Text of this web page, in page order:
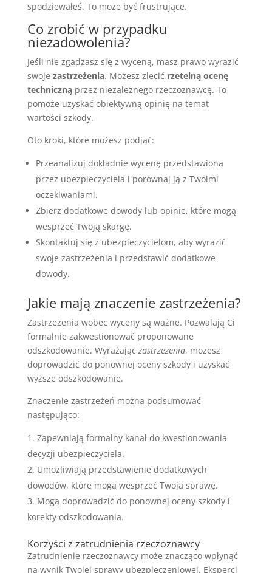
spodziewałeś. To może być frustrujące.
Co zrobić w przypadku
niezadowolenia?
Jeśli nie zgadzasz się z wyceną, masz prawo wyrazić
swoje zastrzeżenia. Możesz zlecić rzetelną ocenę
technicznąprzez niezależnego rzeczoznawcę. To
pomoże uzyskać obiektywną opinię na temat
wartości szkody.
Oto kroki, które możesz podjąć:
Przeanalizuj dokładnie wycenę przedstawioną
przez ubezpieczyciela i porównaj ją z Twoimi
oczekiwaniami.
Zbierz dodatkowe dowody lub opinie, które mogą
wesprzeć Twoją skargę.
Skontaktuj się z ubezpieczycielom, aby wyrazić
swoje zastrzeżenia i przedstawić dodatkowe
dowody.
Jakie mają znaczenie zastrzeżenia?
Zastrzeżenia wobec wyceny są ważne. Pozwalają Ci
formalnie zakwestionować proponowane
odszkodowanie. Wyrażając zastrzeżenia, możesz
doprowadzić do ponownej oceny szkody i uzyskać
wyższe odszkodowanie.
Znaczenie zastrzeżeń można podsumować
następująco:
Zapewniają formalny kanał do kwestionowania
decyzji ubezpieczyciela.
Umożliwiają przedstawienie dodatkowych
dowodów, które mogą wesprzeć Twoją sprawę.
Mogą doprowadzić do ponownej oceny szkody i
korekty odszkodowania.
Korzyści z zatrudnienia rzeczoznawcy
Zatrudnienie rzeczoznawcy może znacząco wpłynąć
na wynik Twojej sprawy ubezpieczeniowej. Eksperci